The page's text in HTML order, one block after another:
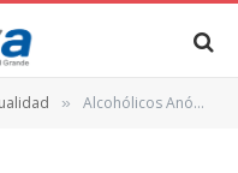
» Alcohólicos Anónimos, testimonios del grupo de Alhaurín el Grande